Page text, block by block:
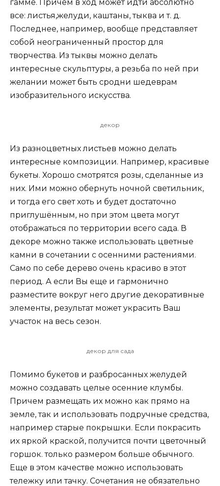
гамме. Причем в ход может идти абсолютно
все: листья,желуди, каштаны, тыква и т. д.
Последнее, например, вообще представляет
собой неограниченный простор для
творчества. Из тыквы можно делать
интересные скульптуры, а резьба по ней при
желании может быть сродни шедеврам
изобразительного искусства.
декор
Из разноцветных листьев можно делать
интересные композиции. Например, красивые
букеты. Хорошо смотрятся розы, сделанные из
них. Ими можно обернуть ночной светильник,
и тогда его свет хоть и будет достаточно
приглушённым, но при этом цвета могут
отображаться по территории всего сада. В
декоре можно также использовать цветные
камни в сочетании с осенними растениями.
Само по себе дерево очень красиво в этот
период. А если Вы еще и гармонично
разместите вокруг него другие декоративные
элементы, результат может украсить Ваш
участок на весь сезон.
декор для сада
Помимо букетов и разбросанных желудей
можно создавать целые осенние клумбы.
Причем размещать их можно как прямо на
земле, так и использовать подручные средства,
например старые покрышки. Если покрасить
их яркой краской, получится почти цветочный
горшок. только размером больше обычного.
Еще в этом качестве можно использовать
тележку или тачку. Сочетания не обязательно